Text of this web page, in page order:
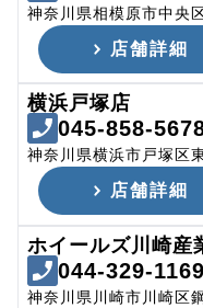
神奈川県相模原市中央
店舗詳細
横浜戸塚店
045-858-
神奈川県横浜市戸塚区
店舗詳細
ホイールズ川崎産
044-329-1169
神奈川県川崎市川崎区